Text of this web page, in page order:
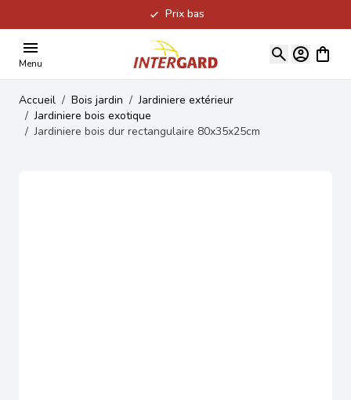
Prix bas
Menu
Voir
Accueil / Bois jardin / Jardiniere extérieur
/ Jardiniere bois exotique
/ Jardiniere bois dur rectangulaire 80x35x25cm